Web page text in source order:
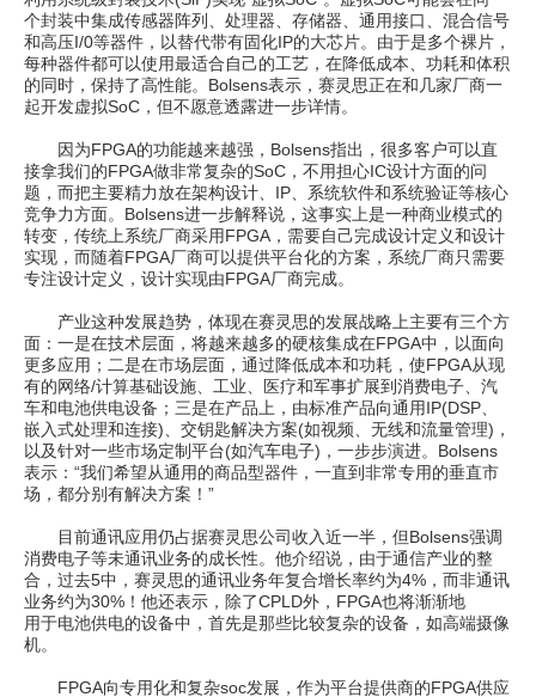
个封装中集成传感器阵列、处理器、存储器、通用接口、混合信号
和高压I/0等器件，以替代带有固化IP的大芯片。由于是多个裸片，
每种器件都可以使用最适合自己的工艺，在降低成本、功耗和体积
的同时，保持了高性能。Bolsens表示，赛灵思正在和几家厂商一
起开发虚拟SoC，但不愿意透露进一步详情。
因为FPGA的功能越来越强，Bolsens指出，很多客户可以直
接拿我们的FPGA做非常复杂的SoC，不用担心IC设计方面的问
题，而把主要精力放在架构设计、IP、系统软件和系统验证等核心
竞争力方面。Bolsens进一步解释说，这事实上是一种商业模式的
转变，传统上系统厂商采用FPGA，需要自己完成设计定义和设计
实现，而随着FPGA厂商可以提供平台化的方案，系统厂商只需要
专注设计定义，设计实现由FPGA厂商完成。
产业这种发展趋势，体现在赛灵思的发展战略上主要有三个方
面：一是在技术层面，将越来越多的硬核集成在FPGA中，以面向
更多应用；二是在市场层面，通过降低成本和功耗，使FPGA从现
有的网络/计算基础设施、工业、医疗和军事扩展到消费电子、汽
车和电池供电设备；三是在产品上，由标准产品向通用IP(DSP、
嵌入式处理和连接)、交钥匙解决方案(如视频、无线和流量管理)，
以及针对一些市场定制平台(如汽车电子)，一步步演进。Bolsens
表示：“我们希望从通用的商品型器件，一直到非常专用的垂直市
场，都分别有解决方案！”
目前通讯应用仍占据赛灵思公司收入近一半，但Bolsens强调
消费电子等未通讯业务的成长性。他介绍说，由于通信产业的整
合，过去5中，赛灵思的通讯业务年复合增长率约为4%，而非通讯
业务约为30%！他还表示，除了CPLD外，FPGA也将渐渐地
用于电池供电的设备中，首先是那些比较复杂的设备，如高端摄像
机。
FPGA向专用化和复杂soc发展，作为平台提供商的FPGA供应